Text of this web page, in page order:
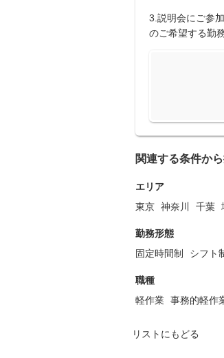
3.説明会にご参
のご希望する勤
関連する条件か
エリア
東京 神奈川 千葉
勤務形態
固定時間制
シフト
職種
軽作業 事務的軽作
リストにもどる